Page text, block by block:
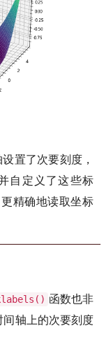
置了次要刻度，
自定义了这些标
精确地读取坐标
函数也非
轴上的次要刻度